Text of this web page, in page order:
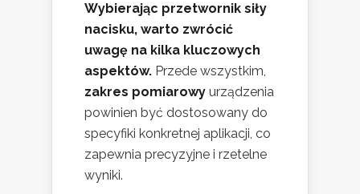
Wybierając przetwornik siły
nacisku, warto zwrócić
uwagę na kilka kluczowych
aspektów. Przede wszystkim,
zakres pomiarowy urządzenia
powinien być dostosowany do
specyfiki konkretnej aplikacji, co
zapewnia precyzyjne i rzetelne
wyniki.